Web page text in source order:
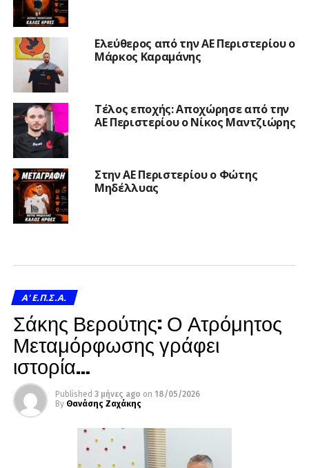
Ελεύθερος από την ΑΕ Περιστερίου ο
Μάρκος Καραμάνης
Τέλος εποχής: Αποχώρησε από την
ΑΕ Περιστερίου ο Νίκος Μαντζιώρης
Στην ΑΕ Περιστερίου ο Φώτης
Μηδέλλυας
A' Ε.Π.Σ.Α.
Σάκης Βερούτης: Ο Ατρόμητος
Μεταμόρφωσης γράφει
ιστορία…
Published 3 μήνες ago on 18/05/2026
By Θανάσης Ζαχάκης